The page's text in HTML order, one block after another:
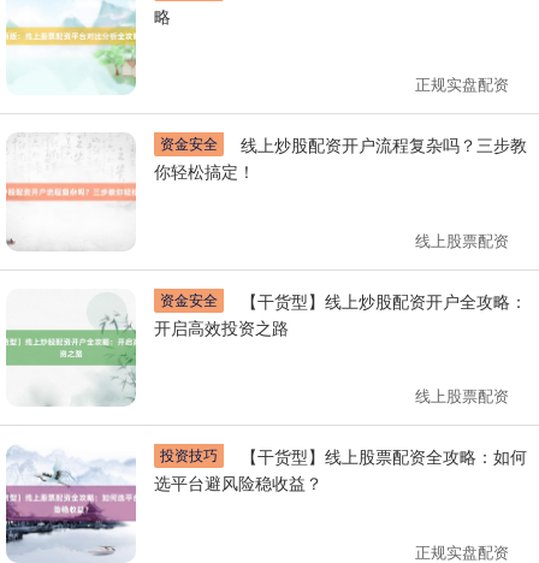
略
正规实盘配资
资金安全
你轻松搞定！
线上股票配资
资金安全
开启高效投资之路
线上股票配资
投资技巧
选平台避风险稳收益？
正规实盘配资